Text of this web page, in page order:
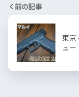
前の記事
東京
ュー